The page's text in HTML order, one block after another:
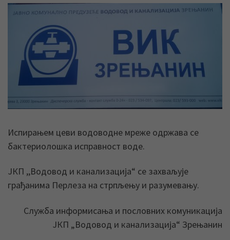
Испирањем цеви водоводне мреже одржава се
бактериолошка исправност воде.
ЈКП ,,Водовод и канализација“ се захваљује
грађанима Перлеза на стрпљењу и разумевању.
Служба информисања и пословних комуникација
ЈКП „Водовод и канализација“ Зрењанин